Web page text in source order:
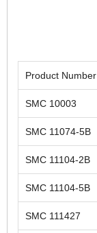
Product Number
SMC 10003
SMC 11074-5B
SMC 11104-2B
SMC 11104-5B
SMC 111427